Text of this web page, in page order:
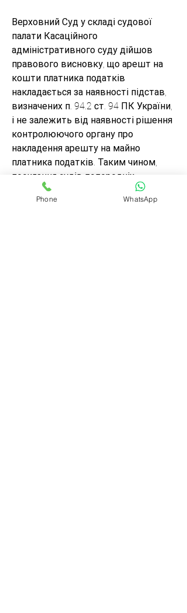
Верховний Суд у складі судової
палати Касаційного
адміністративного суду дійшов
правового висновку, що арешт на
кошти платника податків
накладається за наявності підстав,
визначених п. 94.2 ст. 94 ПК України,
і не залежить від наявності рішення
контролюючого органу про
накладення арешту на майно
платника податків. Таким чином,
посилання судів попередніх
інстанцій як на підставу відмови у
задоволенні позову на відсутність
Phone WhatsApp